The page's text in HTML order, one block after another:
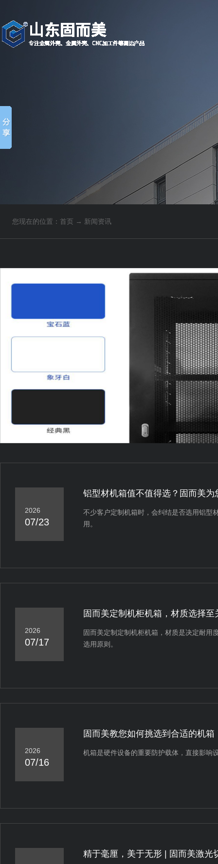
您现在的位置： 首页 → 新闻资讯
2026
07/23
铝型材机箱值不值得选？固而美为
不少客户定制机箱时，会纠结是否选用铝型
用。
2026
07/17
固而美定制机柜机箱，材质选择至
固而美定制定制机柜机箱，材质是决定耐用
选用原则。
2026
07/16
固而美教您如何挑选到合适的机箱
机箱是硬件设备的重要防护载体，直接影响
精于毫厘，美于无形 | 固而美激光